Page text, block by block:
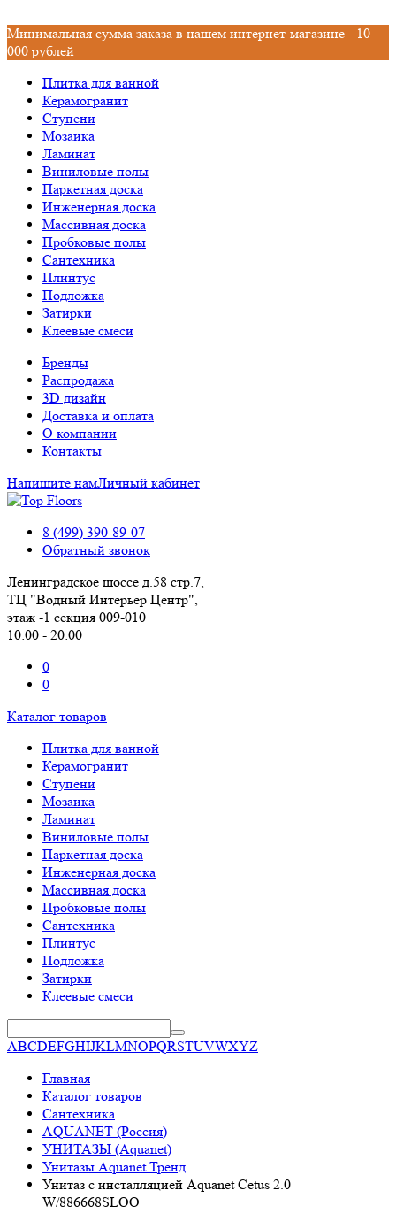
Минимальная сумма заказа в нашем интернет-магазине - 10
000 рублей
Плитка для ванной
Керамогранит
Ступени
Мозаика
Ламинат
Виниловые полы
Паркетная доска
Инженерная доска
Массивная доска
Пробковые полы
Сантехника
Плинтус
Подложка
Затирки
Клеевые смеси
Бренды
Распродажа
3D дизайн
Доставка и оплата
О компании
Контакты
Напишите намЛичный кабинет
8 (499) 390-89-07
Обратный звонок
Ленинградское шоссе д.58 стр.7,
ТЦ "Водный Интерьер Центр",
этаж -1 секция 009-010
10:00 - 20:00
0
0
Каталог товаров
Плитка для ванной
Керамогранит
Ступени
Мозаика
Ламинат
Виниловые полы
Паркетная доска
Инженерная доска
Массивная доска
Пробковые полы
Сантехника
Плинтус
Подложка
Затирки
Клеевые смеси
ABCDEFGHIJKLMNOPQRSTUVWXYZ
Главная
Каталог товаров
Сантехника
AQUANET (Россия)
УНИТАЗЫ (Aquanet)
Унитазы Aquanet Тренд
Унитаз с инсталляцией Aquanet Cetus 2.0
W/886668SLOO